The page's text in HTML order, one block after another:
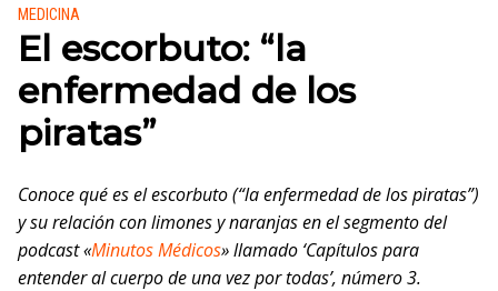
Publicado en:
MEDICINA
El escorbuto: “la
enfermedad de los
piratas”
Conoce qué es el escorbuto (“la enfermedad de los piratas”)
y su relación con limones y naranjas en el segmento del
podcast «Minutos Médicos» llamado ‘Capítulos para
entender al cuerpo de una vez por todas’, número 3.